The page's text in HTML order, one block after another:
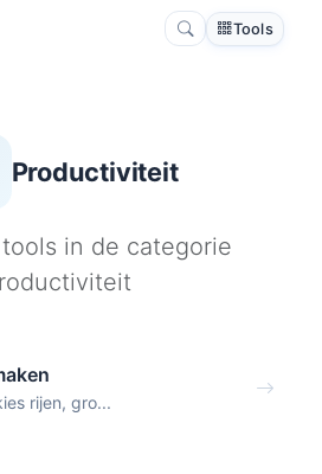
Tools
Productiviteit
in de categorie
rijen, gro...